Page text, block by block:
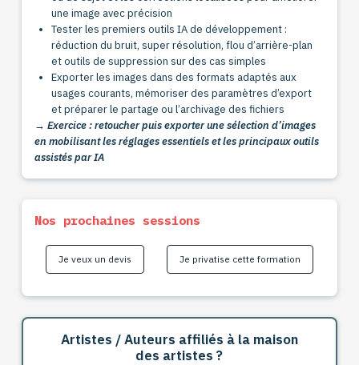
une image avec précision
Tester les premiers outils IA de développement :
réduction du bruit, super résolution, flou d’arrière-plan
et outils de suppression sur des cas simples
Exporter les images dans des formats adaptés aux
usages courants, mémoriser des paramètres d’export
et préparer le partage ou l’archivage des fichiers
→ Exercice : retoucher puis exporter une sélection d’images
en mobilisant les réglages essentiels et les principaux outils
assistés par IA
Nos prochaines sessions
Je veux un devis Je privatise cette formation
Artistes / Auteurs affiliés à la maison
des artistes ?